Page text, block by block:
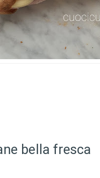
bella fresca